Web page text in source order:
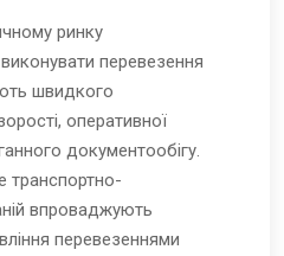
ринку
перевезення
швидкого
оперативної
документообігу.
транспортно-
впроваджують
перевезеннями